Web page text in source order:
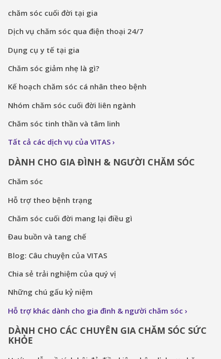
chăm sóc cuối đời tại gia
Dịch vụ chăm sóc qua điện thoại 24/7
Dụng cụ y tế tại gia
Chăm sóc giảm nhẹ là gì?
Kế hoạch chăm sóc cá nhân theo bệnh
Nhóm chăm sóc cuối đời liên ngành
Chăm sóc tinh thần và tâm linh
Tất cả các dịch vụ của VITAS
DÀNH CHO GIA ĐÌNH & NGƯỜI CHĂM SÓC
Chăm sóc
Hỗ trợ theo bệnh trạng
Chăm sóc cuối đời mang lại điều gì
Đau buồn và tang chế
Blog: Câu chuyện của VITAS
Chia sẻ trải nghiệm của quý vị
Những chú gấu kỷ niệm
Hỗ trợ khác dành cho gia đình & người chăm sóc
DÀNH CHO CÁC CHUYÊN GIA CHĂM SÓC SỨC
KHỎE